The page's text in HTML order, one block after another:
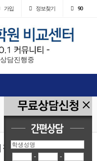
- -
가입 정보찾기 90
담진행중
잡는 심정으로 상담했